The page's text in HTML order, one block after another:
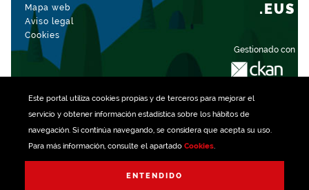
Este portal utiliza cookiespropias y de terceros para mejorar el
servicio y obtener información estadística sobre los hábitos de
navegación. Si continúa navegando, se considera que acepta su uso.
Para más información, consulte el apartado Cookies.
ENTENDIDO
Mapa web
Aviso legal
Cookies
Gestionado con
.EUS